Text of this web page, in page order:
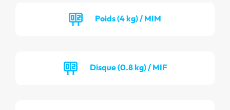
Poids (4 kg) / MIM
Disque (0.8 kg) / MIF